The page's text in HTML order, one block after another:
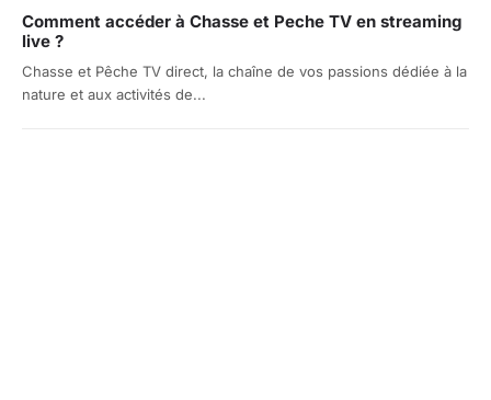
Comment accéder à Chasse et Peche TV en streaming
live ?
Chasse et Pêche TV direct, la chaîne de vos passions dédiée à la
nature et aux activités de...